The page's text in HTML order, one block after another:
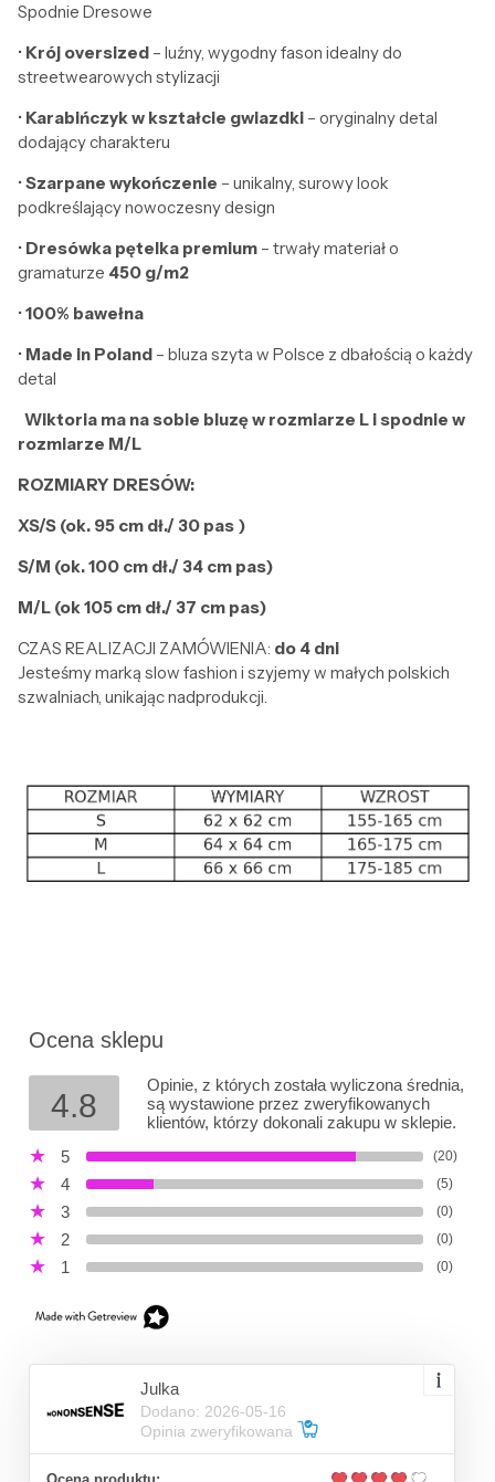
Spodnie Dresowe
• Krój oversized – luźny, wygodny fason idealny do
streetwearowych stylizacji
• Karabińczyk w kształcie gwiazdki – oryginalny detal
dodający charakteru
•Szarpane wykończenie – unikalny, surowy look
podkreślający nowoczesny design
• Dresówka pętelka premium – trwały materiał o
gramaturze 450 g/m2
•100% bawełna
• Made in Poland – bluza szyta w Polsce z dbałością o każdy
detal
Wiktoria ma na sobie bluzę w rozmiarze L i spodnie w
rozmiarze M/L
ROZMIARY DRESÓW:
XS/S (ok. 95 cm dł./ 30 pas )
S/M (ok. 100 cm dł./ 34 cm pas)
M/L (ok 105 cm dł./ 37 cm pas)
CZAS REALIZACJI ZAMÓWIENIA: do 4 dni
Jesteśmy marką slow fashion i szyjemy w małych polskich
szwalniach, unikając nadprodukcji.
Ocena sklepu
4.8
Opinie, z których została wyliczona średnia,
są wystawione przez zweryfikowanych
klientów, którzy dokonali zakupu w sklepie.
5
(20)
4 (5)
3 (0)
2 (0)
1 (0)
Julka
Dodano: 2026-05-16
Opinia zweryfikowana